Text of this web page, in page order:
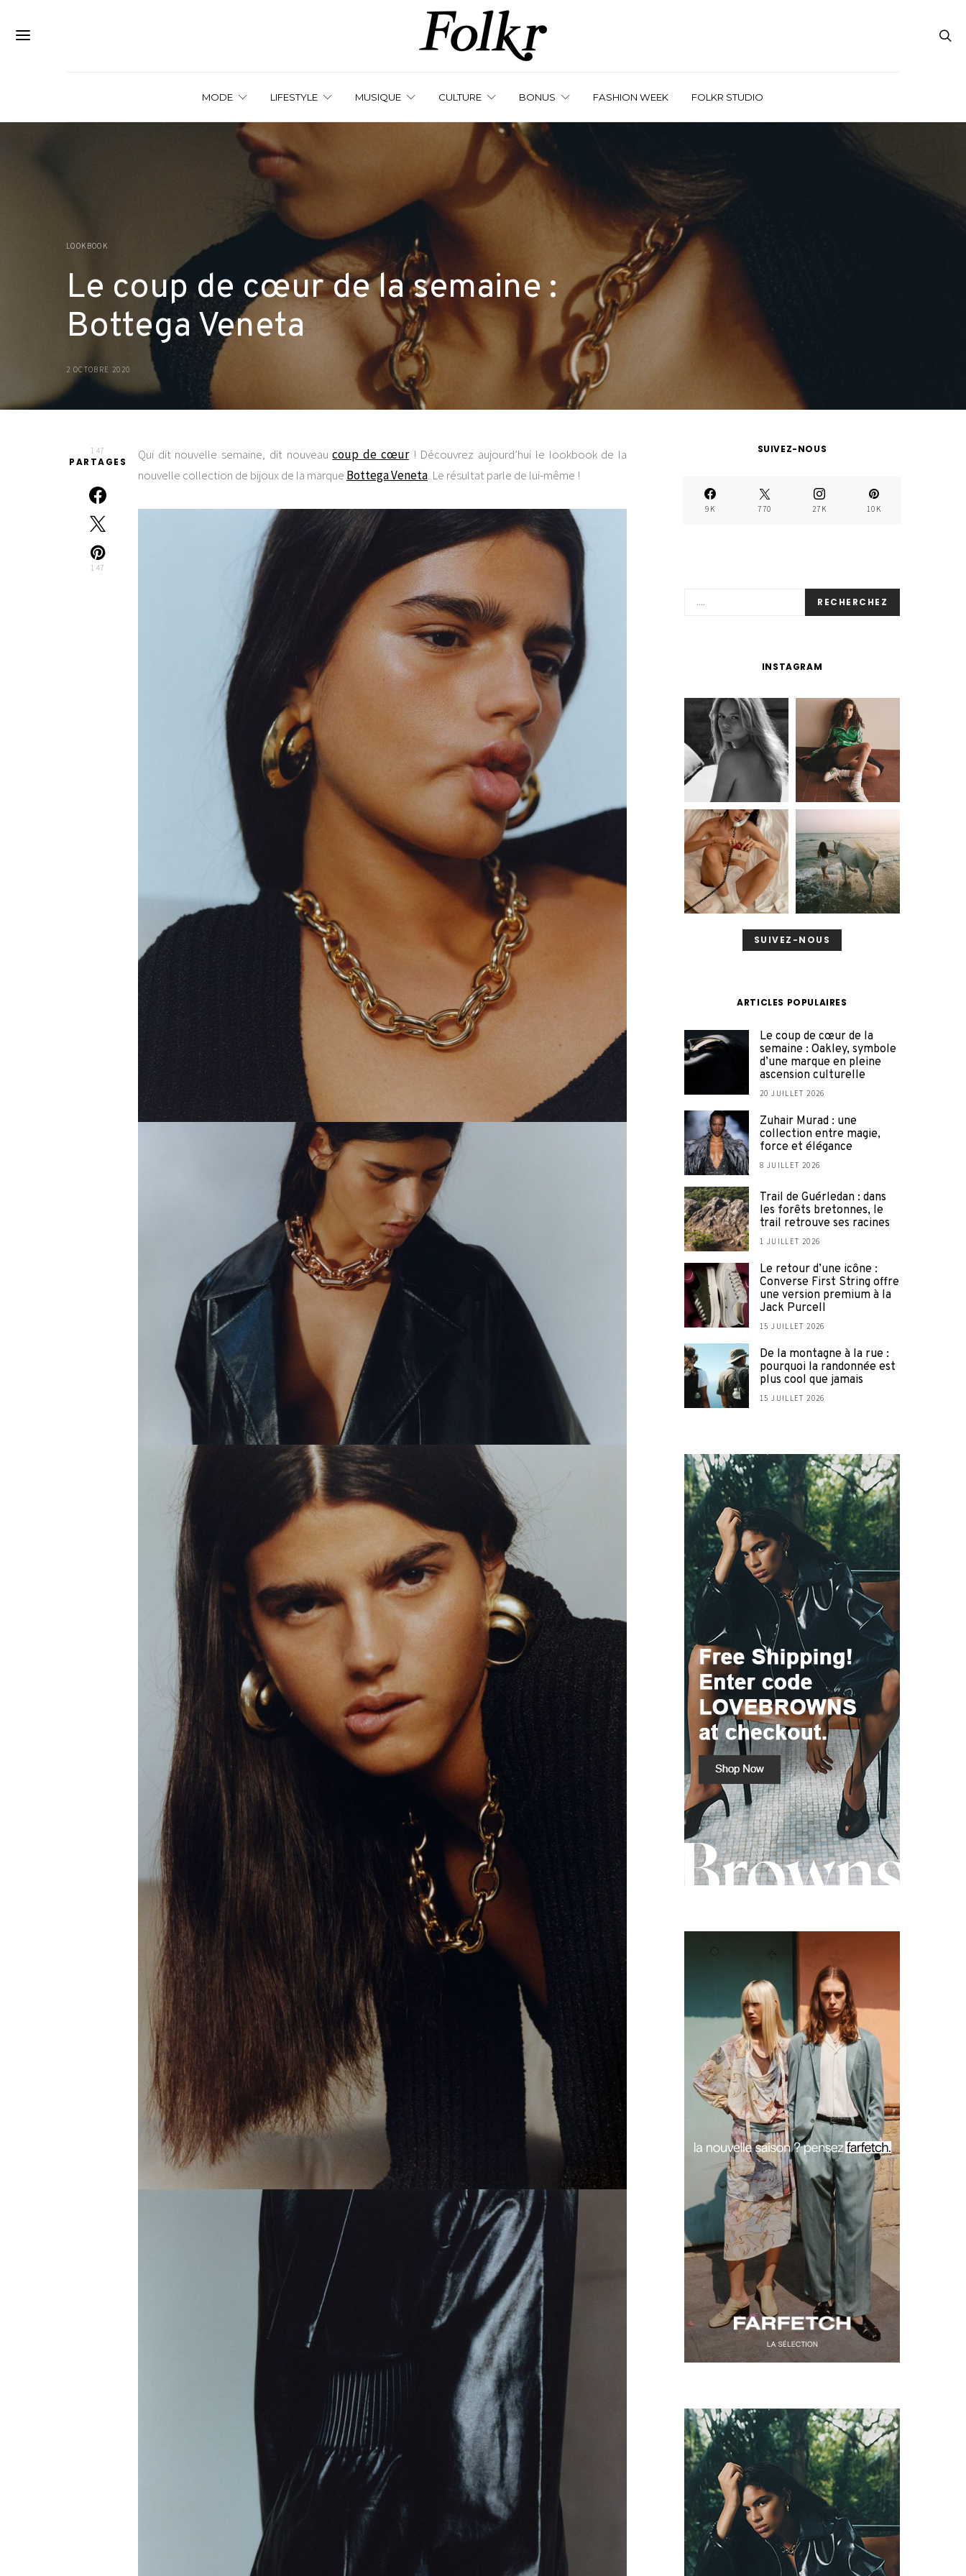
MODE LIFESTYLE MUSIQUE CULTURE BONUS FASHION WEEK FOLKR STUDIO
LOOKBOOK
Le coup de cœur de la semaine :
Bottega Veneta
2 OCTOBRE 2020
147
PARTAGES
147
Qui dit nouvelle semaine, dit nouveaucoup de cœur ! Découvrez aujourd’hui le lookbook de la
nouvelle collection de bijoux de la marque Bottega Veneta. Le résultat parle de lui-même !
SUIVEZ-NOUS
9K 770 27K 10K
RECHERCHEZ
INSTAGRAM
SUIVEZ-NOUS
ARTICLES POPULAIRES
Le coup de cœur de la
semaine : Oakley, symbole
d’une marque en pleine
ascension culturelle
20 JUILLET 2026
Zuhair Murad : une
collection entre magie,
force et élégance
8 JUILLET 2026
Trail de Guérledan : dans
les forêts bretonnes, le
trail retrouve ses racines
1 JUILLET 2026
Le retour d’une icône :
Converse First String offre
une version premium à la
Jack Purcell
15 JUILLET 2026
De la montagne à la rue :
pourquoi la randonnée est
plus cool que jamais
15 JUILLET 2026